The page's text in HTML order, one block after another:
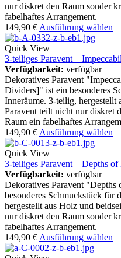
nur diskret den Raum sonder
fabelhaftes Arrangement.
149,90 € Ausführung wählen
Quick View
3-teiliges Paravent –
Verfügbarkeit: verfügbar
Dekoratives Paravent
Dividers]" ist ein besonderes
Inneräume. 3-teilig, hergestellt
Paravent teilt nicht nur diskret
Raum ein fabelhaftes
149,90 € Ausführung wählen
Quick View
3-teiliges Paravent – Depths
Verfügbarkeit: verfügbar
Dekoratives Paravent
besonderes Schmuckstück für
hergestellt aus Holz und
nur diskret den Raum sonder
fabelhaftes Arrangement.
149,90 € Ausführung wählen